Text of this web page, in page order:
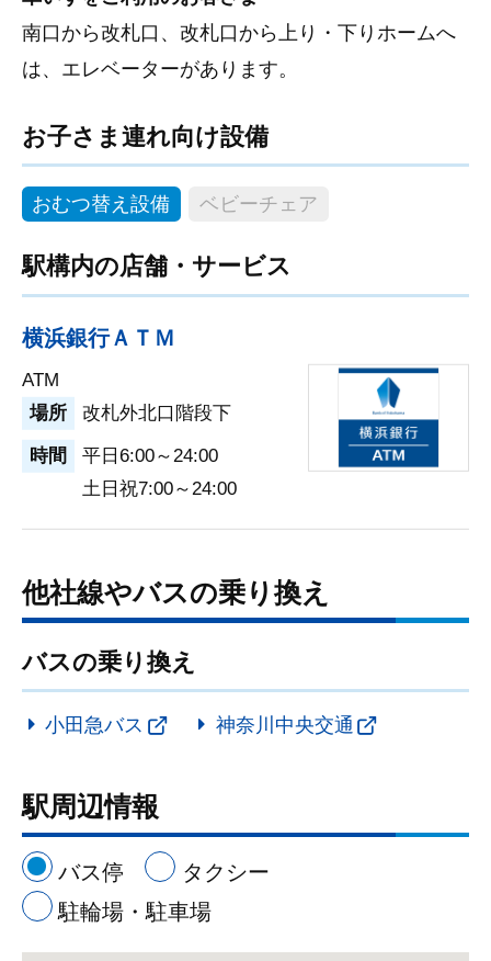
南口から改札口、改札口から上り・下りホームへ
は、エレベーターがあります。
お子さま連れ向け設備
おむつ替え設備 ベビーチェア
駅構内の店舗・サービス
横浜銀行ＡＴＭ
ATM
場所
改札外北口階段下
時間
平日6:00～24:00
土日祝7:00～24:00
他社線やバスの乗り換え
バスの乗り換え
小田急バス 神奈川中央交通
駅周辺情報
バス停
タクシー
駐輪場・駐車場